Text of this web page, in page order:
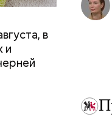
в
и
у